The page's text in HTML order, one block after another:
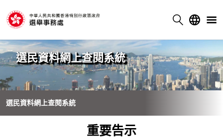
選民資料網上查閱系統
選民資料網上查閱系統
重要告示